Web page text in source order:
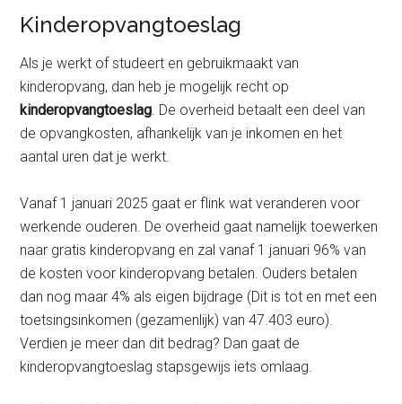
Kinderopvangtoeslag
Als je werkt of studeert en gebruikmaakt van
kinderopvang, dan heb je mogelijk recht op
kinderopvangtoeslag. De overheid betaalt een deel van
de opvangkosten, afhankelijk van je inkomen en het
aantal uren dat je werkt.
Vanaf 1 januari 2025 gaat er flink wat veranderen voor
werkende ouderen. De overheid gaat namelijk toewerken
naar gratis kinderopvang en zal vanaf 1 januari 96% van
de kosten voor kinderopvang betalen. Ouders betalen
dan nog maar 4% als eigen bijdrage (Dit is tot en met een
toetsingsinkomen (gezamenlijk) van 47.403 euro).
Verdien je meer dan dit bedrag? Dan gaat de
kinderopvangtoeslag stapsgewijs iets omlaag.